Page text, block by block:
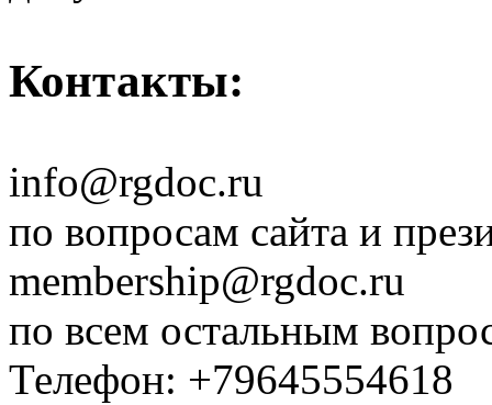
Контакты:
info@rgdoc.ru
по вопросам сайта и
membership@rgdoc.ru
по всем остальным
Телефон: +79645554618